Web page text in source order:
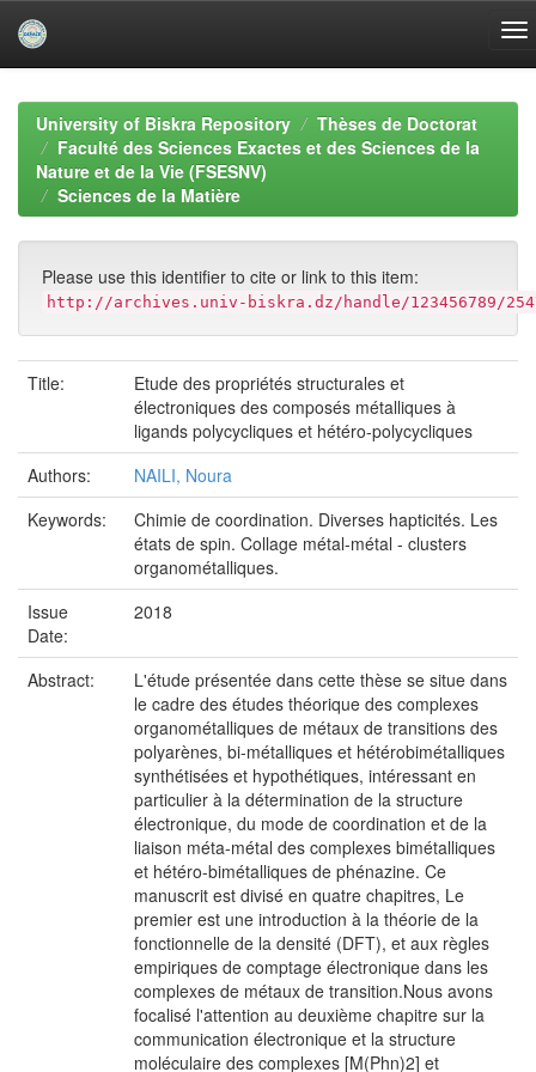
navigationUniversity of Biskra Repository
Thèses de Doctorat
Faculté des Sciences Exactes et des Sciences de la
Nature et de la Vie (FSESNV)
Sciences de la Matière
Please use this identifier to cite or link to this item:
http://archives.univ-biskra.dz/handle/123456789/
Title:
Etude des propriétés structurales et
électroniques des composés métalliques à
ligands polycycliques et hétéro-polycycliques
Authors:
NAILI, Noura
Keywords:
Chimie de coordination. Diverses hapticités. Les
états de spin. Collage métal-métal - clusters
organométalliques.
Issue
Date:
2018
Abstract:
L'étude présentée dans cette thèse se situe dans
le cadre des études théorique des complexes
organométalliques de métaux de transitions des
polyarènes, bi-métalliques et hétérobimétalliques
synthétisées et hypothétiques, intéressant en
particulier à la détermination de la structure
électronique, du mode de coordination et de la
liaison méta-métal des complexes bimétalliques
et hétéro-bimétalliques de phénazine. Ce
manuscrit est divisé en quatre chapitres, Le
premier est une introduction à la théorie de la
fonctionnelle de la densité (DFT), et aux règles
empiriques de comptage électronique dans les
complexes de métaux de transition.Nous avons
focalisé l'attention au deuxième chapitre sur la
communication électronique et la structure
moléculaire des complexes [M(Phn)2] et